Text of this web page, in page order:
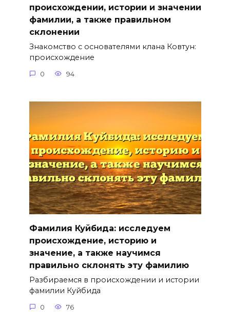
происхождении, истории и значении
фамилии, а также правильном
склонении
Знакомство с основателями клана Ковтун:
происхождение
0 94
Фамилия Куйбида: исследуем
происхождение, историю и
значение, а также научимся
правильно склонять эту фамилию
Разбираемся в происхождении и истории
фамилии Куйбида
0 76